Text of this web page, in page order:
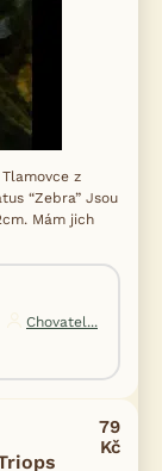
z
“Zebra” Jsou
Mám jich
Chovatel...
79
Kč